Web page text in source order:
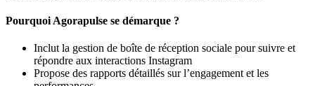
Pourquoi Agorapulse se démarque ?
Inclut la gestion de boîte de réception sociale pour suivre et
répondre aux interactions Instagram
Propose des rapports détaillés sur l’engagement et les